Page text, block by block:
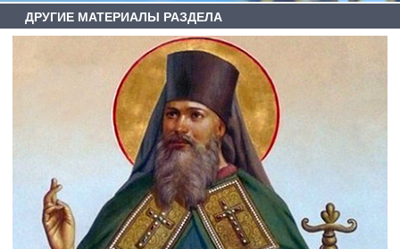
ДРУГИЕ МАТЕРИАЛЫ РАЗДЕЛА